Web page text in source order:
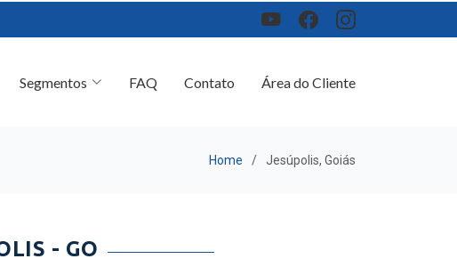
Segmentos FAQ Contato Área do Cliente
Home Jesúpolis, Goiás
- GO